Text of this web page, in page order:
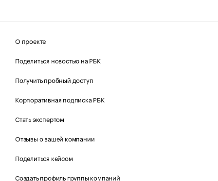
О проекте
Поделиться новостью на РБК
Получить пробный доступ
Корпоративная подписка РБК
Стать экспертом
Отзывы о вашей компании
Поделиться кейсом
Создать профиль группы компаний